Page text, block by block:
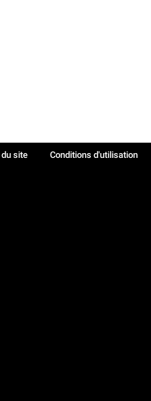
du site Conditions d'utilisation